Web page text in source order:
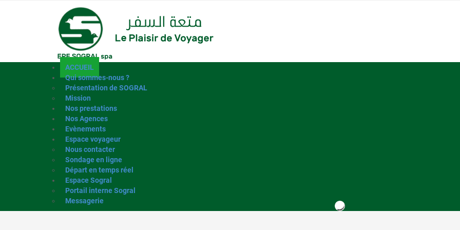
ACCUEIL
Qui sommes-nous ?
Présentation de SOGRAL
Mission
Nos prestations
Nos Agences
Evènements
Espace voyageur
Nous contacter
Sondage en ligne
Départ en temps réel
Espace Sogral
Portail interne Sogral
Messagerie